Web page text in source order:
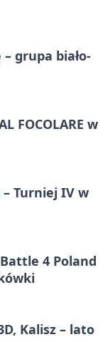
– grupa biało-
FOCOLARE w
– Turniej IV w
4 Poland
Kalisz – lato